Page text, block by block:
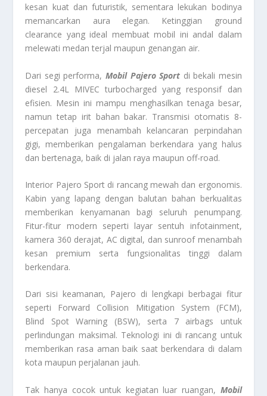
kesan kuat dan futuristik, sementara lekukan bodinya
memancarkan aura elegan. Ketinggian ground
clearance yang ideal membuat mobil ini andal dalam
melewati medan terjal maupun genangan air.
Dari segi performa, Mobil Pajero Sport di bekali mesin
diesel 2.4L MIVEC turbocharged yang responsif dan
efisien. Mesin ini mampu menghasilkan tenaga besar,
namun tetap irit bahan bakar. Transmisi otomatis 8-
percepatan juga menambah kelancaran perpindahan
gigi, memberikan pengalaman berkendara yang halus
dan bertenaga, baik di jalan raya maupun off-road.
Interior Pajero Sport di rancang mewah dan ergonomis.
Kabin yang lapang dengan balutan bahan berkualitas
memberikan kenyamanan bagi seluruh penumpang.
Fitur-fitur modern seperti layar sentuh infotainment,
kamera 360 derajat, AC digital, dan sunroof menambah
kesan premium serta fungsionalitas tinggi dalam
berkendara.
Dari sisi keamanan, Pajero di lengkapi berbagai fitur
seperti Forward Collision Mitigation System (FCM),
Blind Spot Warning (BSW), serta 7 airbags untuk
perlindungan maksimal. Teknologi ini di rancang untuk
memberikan rasa aman baik saat berkendara di dalam
kota maupun perjalanan jauh.
Tak hanya cocok untuk kegiatan luar ruangan, Mobil